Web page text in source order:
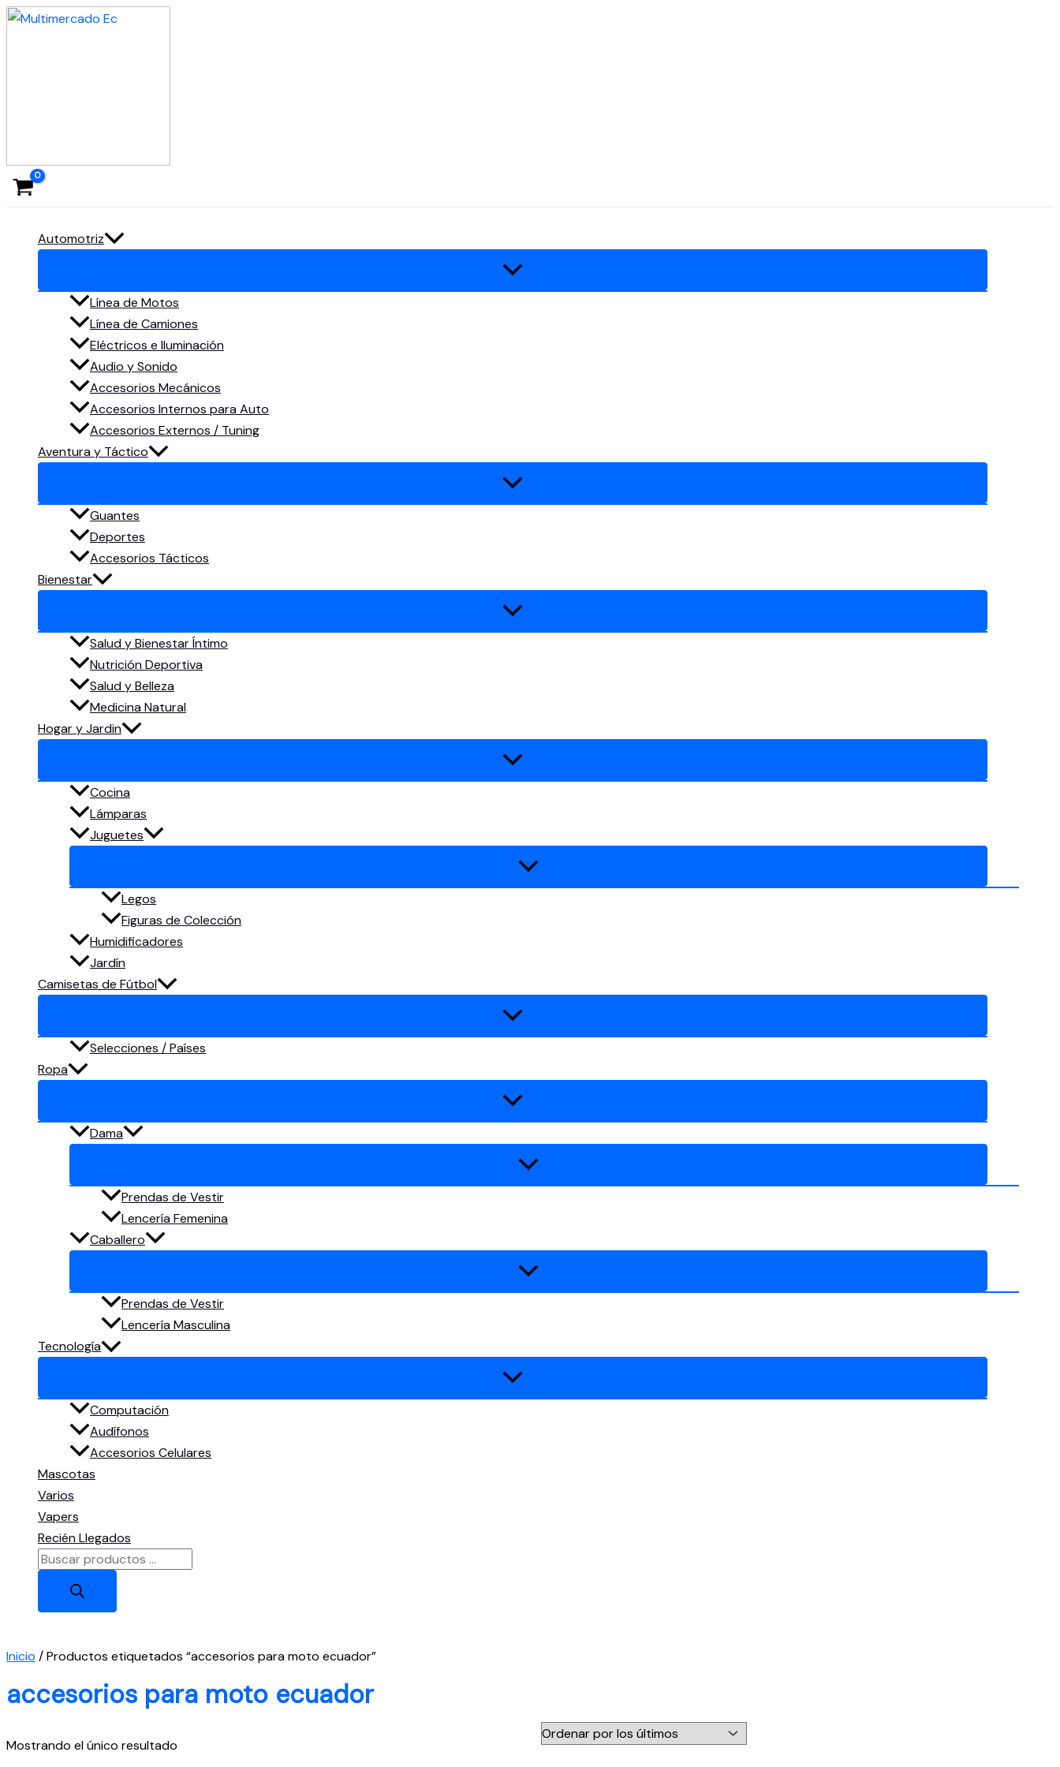
Ir
Automotriz
Línea de Motos
Línea de Camiones
Eléctricos e Iluminación
Audio y Sonido
Accesorios Mecánicos
Accesorios Internos para Auto
Accesorios Externos / Tuning
Aventura y Táctico
Guantes
Deportes
Accesorios Tácticos
Bienestar
Salud y Bienestar Íntimo
Nutrición Deportiva
Salud y Belleza
Medicina Natural
Hogar y Jardin
Cocina
Lámparas
Juguetes
Legos
Figuras de Colección
Humidificadores
Jardín
Camisetas de Fútbol
Selecciones / Países
Ropa
Dama
Prendas de Vestir
Lencería Femenina
Caballero
Prendas de Vestir
Lencería Masculina
Tecnología
Computación
Audífonos
Accesorios Celulares
Mascotas
Varios
Vapers
Recién Llegados
Búsqueda
productos
Inicio / Productos etiquetados “accesorios para moto ecuador”
accesorios para moto ecuador
Mostrando el único resultado